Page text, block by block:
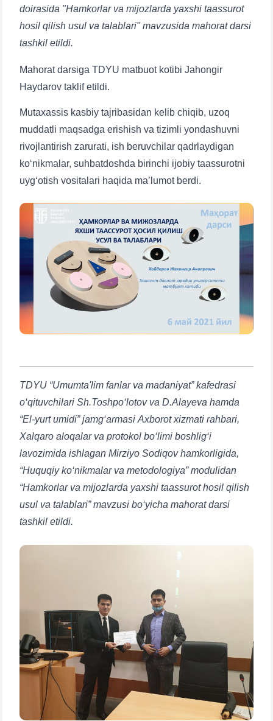
doirasida "Hamkorlar va mijozlarda yaxshi taassurot
hosil qilish usul va talablari" mavzusida mahorat darsi
tashkil etildi.
Mahorat darsiga TDYU matbuot kotibi Jahongir
Haydarov taklif etildi.
Mutaxassis kasbiy tajribasidan kelib chiqib, uzoq
muddatli maqsadga erishish va tizimli yondashuvni
rivojlantirish zarurati, ish beruvchilar qadrlaydigan
ko‘nikmalar, suhbatdoshda birinchi ijobiy taassurotni
uyg‘otish vositalari haqida ma’lumot berdi.
TDYU “Umumta'lim fanlar va madaniyat” kafedrasi
o‘qituvchilari Sh.Toshpo‘lotov va D.Alayeva hamda
“El-yurt umidi” jamg‘armasi Axborot xizmati rahbari,
Xalqaro aloqalar va protokol bo‘limi boshlig‘i
lavozimida ishlagan Mirziyo Sodiqov hamkorligida,
“Huquqiy ko‘nikmalar va metodologiya” modulidan
“Hamkorlar va mijozlarda yaxshi taassurot hosil qilish
usul va talablari” mavzusi bo‘yicha mahorat darsi
tashkil etildi.